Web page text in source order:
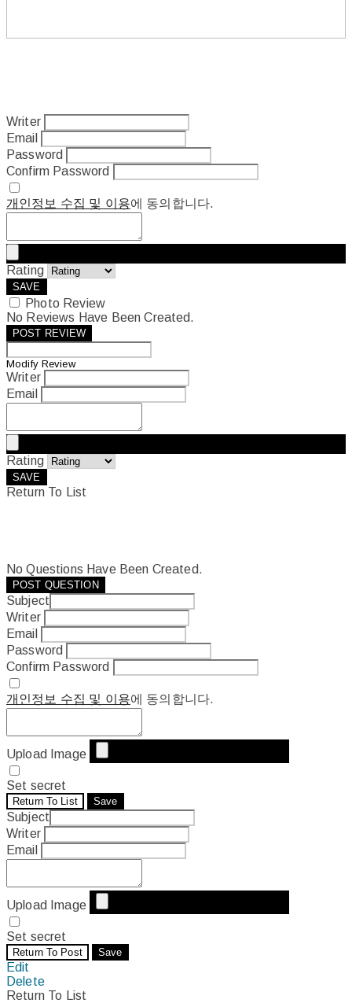
Writer
Email
Password
Confirm Password
개인정보 수집 및 이용에 동의합니다.
Rating
SAVE
Photo Review
No Reviews Have Been Created.
POST REVIEW
Modify Review
Writer
Email
Rating
SAVE
Return To List
No Questions Have Been Created.
POST QUESTION
Subject
Writer
Email
Password
Confirm Password
개인정보 수집 및 이용에 동의합니다.
Upload Image
Set secret
Return To List Save
Subject
Writer
Email
Upload Image
Set secret
Return To Post Save
Edit
Delete
Return To List